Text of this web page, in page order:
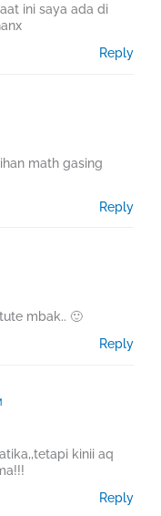
ini saya ada di
Reply
math gasing
Reply
mbak.. 🙂
Reply
kinii aq
Reply